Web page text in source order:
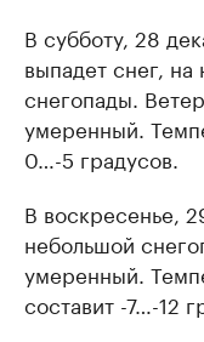
В субботу, 28
выпадет снег,
снегопады.
умеренный.
0…-5 градусов.
В воскресенье,
небольшой
умеренный.
составит -7…-12